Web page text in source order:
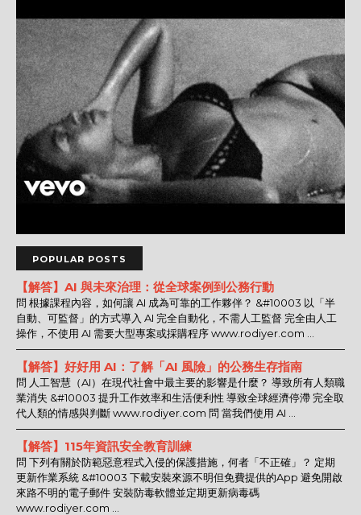
POPULAR POSTS
【解答】AI 與未來治理：從全球案例到公務行動
問 根據課程內容，如何讓 AI 成為可靠的工作夥伴？ &#10003 以「半
自動、可監督」的方式導入 AI 完全自動化，不需人工監督 完全由人工
操作，不使用 AI 需要大型專案或採購程序 www.rodiyer.com ...
【解答】好好用 AI：了解「AI 風險」的公務生存指南
問 人工智慧（AI）在現代社會中最主要的影響是什麼？ 導致所有人類職
業消失 &#10003 提升工作效率和生活便利性 導致全球經濟停滯 完全取
代人類的情感與判斷 www.rodiyer.com 問 當我們使用 AI ...
【解答】115年資訊安全教育訓練
問 下列有關於防範惡意程式入侵的保護措施，何者「不正確」？ 定期
更新作業系統 &#10003 下載安裝來源不明但免費提供的App 避免開啟
來路不明的電子郵件 安裝防毒軟體並定期更新病毒碼
www.rodiyer.com ...